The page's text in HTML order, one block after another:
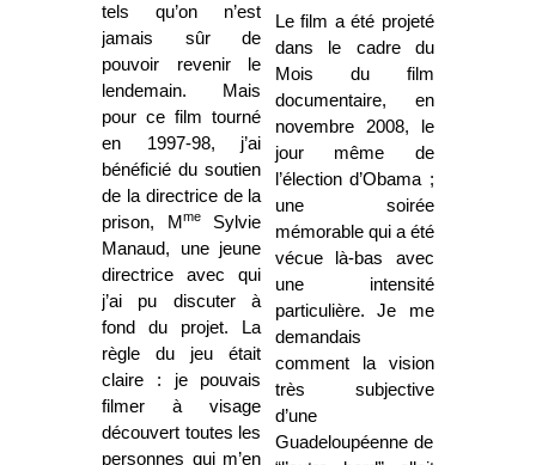
tels qu’on n’est
jamais sûr de
pouvoir revenir le
lendemain. Mais
pour ce film tourné
en 1997-98, j’ai
bénéficié du soutien
de la directrice de la
prison, M meSylvie
Manaud, une jeune
directrice avec qui
j’ai pu discuter à
fond du projet. La
règle du jeu était
claire : je pouvais
filmer à visage
découvert toutes les
personnes qui m’en
Le film a été projeté
dans le cadre du
Mois du film
documentaire, en
novembre 2008, le
jour même de
l’élection d’Obama ;
une soirée
mémorable qui a été
vécue là-bas avec
une intensité
particulière. Je me
demandais
comment la vision
très subjective
d’une
Guadeloupéenne de